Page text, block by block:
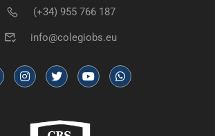
(+34) 955 766 187
info@colegiobs.eu